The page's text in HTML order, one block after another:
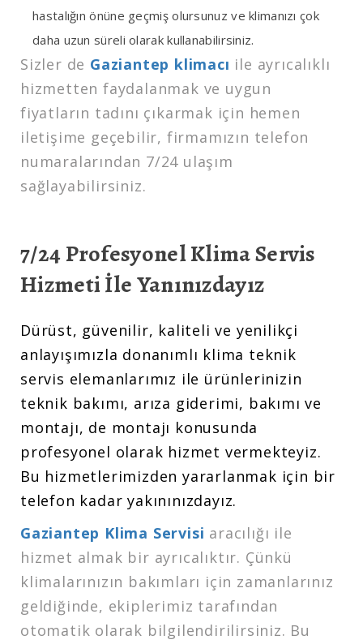
hastalığın önüne geçmiş olursunuz ve klimanızı çok
daha uzun süreli olarak kullanabilirsiniz.
Sizler de Gaziantep klimacı ile ayrıcalıklı
hizmetten faydalanmak ve uygun
fiyatların tadını çıkarmak için hemen
iletişime geçebilir, firmamızın telefon
numaralarından 7/24 ulaşım
sağlayabilirsiniz.
7/24 Profesyonel Klima Servis
Hizmeti İle Yanınızdayız
Dürüst, güvenilir, kaliteli ve yenilikçi
anlayışımızla donanımlı klima teknik
servis elemanlarımız ile ürünlerinizin
teknik bakımı, arıza giderimi, bakımı ve
montajı, de montajı konusunda
profesyonel olarak hizmet vermekteyiz.
Bu hizmetlerimizden yararlanmak için bir
telefon kadar yakınınızdayız.
Gaziantep Klima Servisi aracılığı ile
hizmet almak bir ayrıcalıktır. Çünkü
klimalarınızın bakımları için zamanlarınız
geldiğinde, ekiplerimiz tarafından
otomatik olarak bilgilendirilirsiniz. Bu